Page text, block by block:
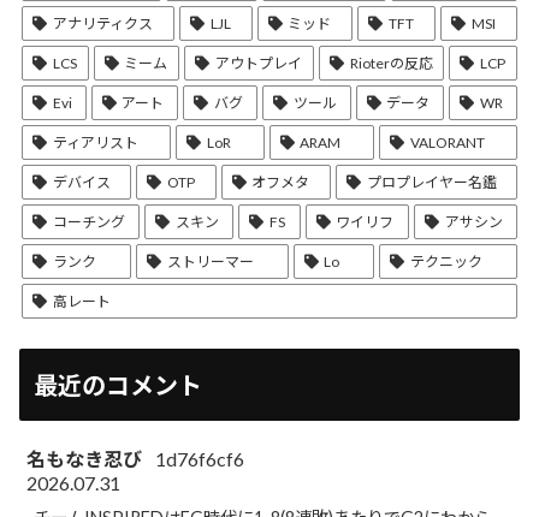
アナリティクス LJL ミッド TFT MSI
LCS ミーム アウトプレイ Rioterの反応 LCP
Evi アート バグ ツール データ WR
ティアリスト LoR ARAM VALORANT
デバイス OTP オフメタ プロプレイヤー名鑑
コーチング スキン FS ワイリフ アサシン
ランク ストリーマー Lo テクニック
高レート
最近のコメント
名もなき忍び
1d76f6cf6
2026.07.31